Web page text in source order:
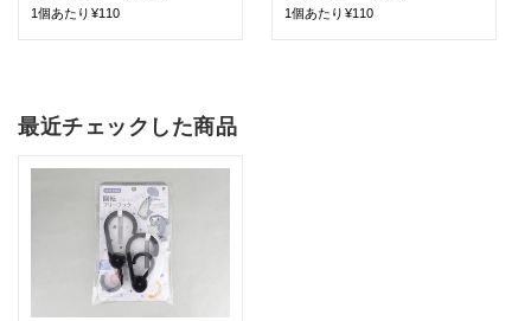
1個あたり¥110 1個あたり¥110
最近チェックした商品